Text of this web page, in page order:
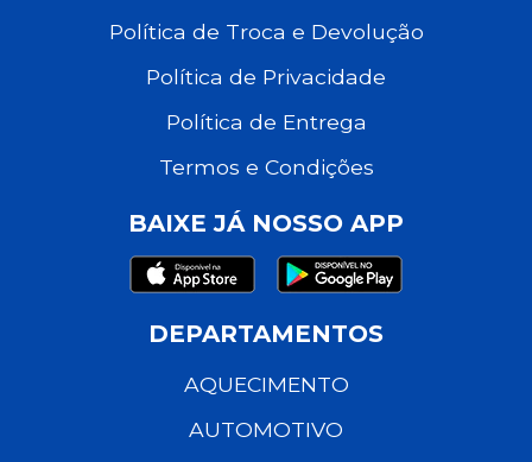
Política de Troca e Devolução
Política de Privacidade
Política de Entrega
Termos e Condições
BAIXE JÁ NOSSO APP
DEPARTAMENTOS
AQUECIMENTO
AUTOMOTIVO